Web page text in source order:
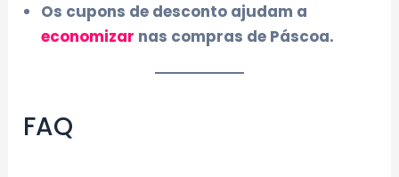
Os cupons de desconto ajudam a
economizar nas compras de Páscoa.
FAQ